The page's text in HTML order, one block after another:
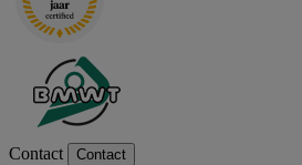
Contact Contact